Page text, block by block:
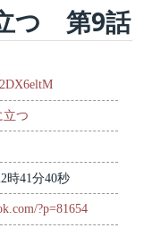
つ 第9話
立つ
時41分40秒
?p=81654